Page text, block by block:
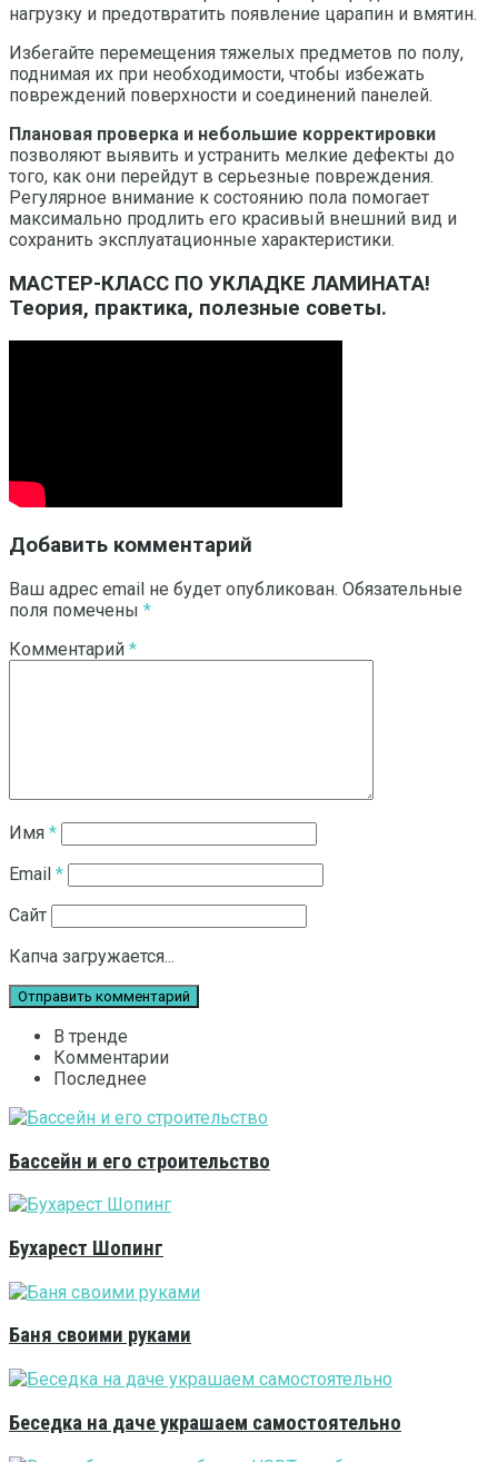
нагрузку и предотвратить появление царапин и вмятин.
Избегайте перемещения тяжелых предметов по полу,
поднимая их при необходимости, чтобы избежать
повреждений поверхности и соединений панелей.
Плановая проверка и небольшие корректировки
позволяют выявить и устранить мелкие дефекты до
того, как они перейдут в серьезные повреждения.
Регулярное внимание к состоянию пола помогает
максимально продлить его красивый внешний вид и
сохранить эксплуатационные характеристики.
МАСТЕР-КЛАСС ПО УКЛАДКЕ ЛАМИНАТА!
Теория, практика, полезные советы.
Добавить комментарий
Ваш адрес email не будет опубликован. Обязательные
поля помечены *
Комментарий *
Имя *
Email *
Сайт
Капча загружается...
В тренде
Комментарии
Последнее
Бассейн и его строительство
Бухарест Шопинг
Баня своими руками
Беседка на даче украшаем самостоятельно